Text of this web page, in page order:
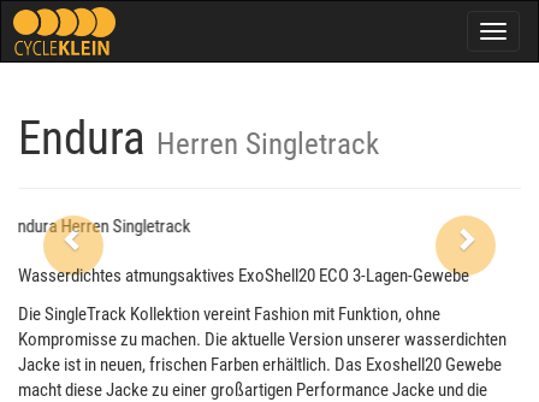
Endura Herren Singletrack
Previous Next
Wasserdichtes atmungsaktives ExoShell20 ECO 3-Lagen-Gewebe
Die SingleTrack Kollektion vereint Fashion mit Funktion, ohne
Kompromisse zu machen. Die aktuelle Version unserer wasserdichten
Jacke ist in neuen, frischen Farben erhältlich. Das Exoshell20 Gewebe
macht diese Jacke zu einer großartigen Performance Jacke und die